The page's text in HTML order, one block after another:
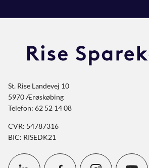
St. Rise Landevej 10
5970 Ærøskøbing
Telefon: 62 52 14 08
CVR: 54787316
BIC: RISEDK21